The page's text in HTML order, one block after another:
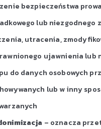
bezpieczeństwa
lub niezgodnego
utracenia,
ujawnienia lub
do danych osobowych
lub w inny
– oznacza